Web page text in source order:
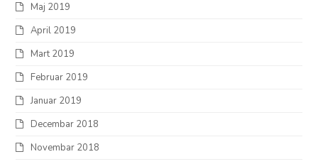
Maj 2019
April 2019
Mart 2019
Februar 2019
Januar 2019
Decembar 2018
Novembar 2018